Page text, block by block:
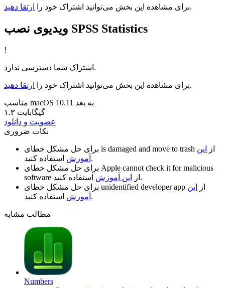
برای مشاهده این بخش می‌توانید اشتراک خود را ارتقا دهید .
ویدیوی نصب SPSS Statistics
!
اشتراک شما دسترسی ندارد.
برای مشاهده این بخش می‌توانید اشتراک خود را ارتقا دهید .
مناسب macOS 10.11 به بعد
۱.۳ گیگابایت
عضویت و دانلود
نکات ضروری
is damaged and move to trash از
این
آموزش استفاده کنید.
Apple cannot check it for malicious
software
از این آموزش
استفاده کنید.
unidentified developer app از
این
آموزش استفاده کنید.
مطالب مشابه
Numbers